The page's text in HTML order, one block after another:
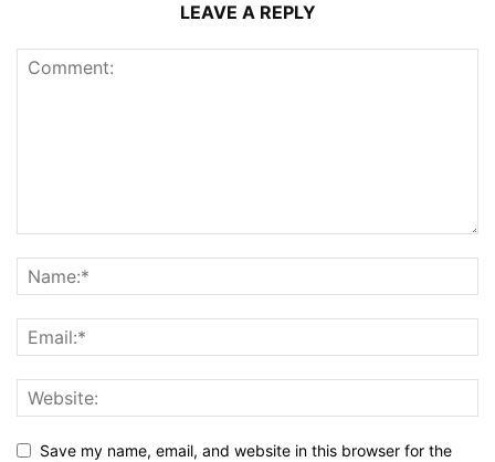
LEAVE A REPLY
Save my name, email, and website in this browser for the